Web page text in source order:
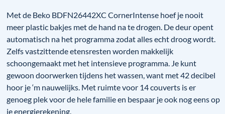
Met de Beko BDFN26442XC CornerIntense hoef je nooit
meer plastic bakjes met de hand na te drogen. De deur opent
automatisch na het programma zodat alles echt droog wordt.
Zelfs vastzittende etensresten worden makkelijk
schoongemaakt met het intensieve programma. Je kunt
gewoon doorwerken tijdens het wassen, want met 42 decibel
hoor je ‘m nauwelijks. Met ruimte voor 14 couverts is er
genoeg plek voor de hele familie en bespaar je ook nog eens op
je energierekening.